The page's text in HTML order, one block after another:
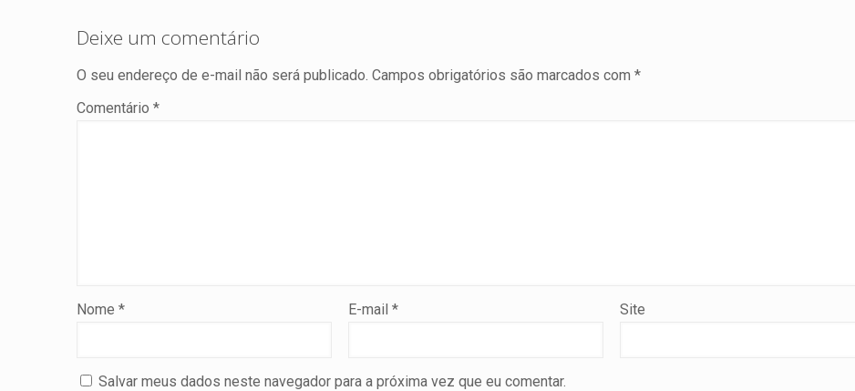
Deixe um comentário
O seu endereço de e-mail não será publicado. Campos obrigatórios são marcados com *
Comentário *
Nome * E-mail* Site
Salvar meus dados neste navegador para a próxima vez que eu comentar.